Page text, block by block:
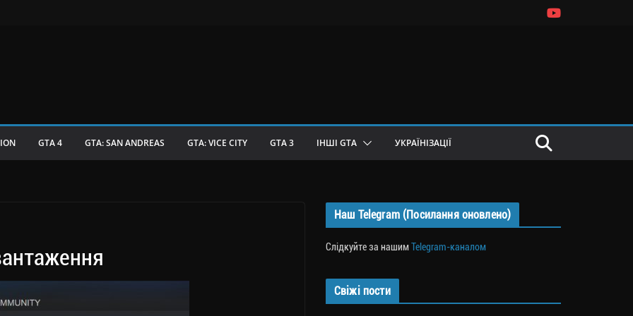
GTA 4 GTA: SAN ANDREAS GTA: VICE CITY GTA 3 ІНШІ GTA УКРАЇНІЗАЦІЇ
Наш Telegram (Посилання оновлено)
Слідкуйте за нашимTelegram-каналом
Свіжі пости